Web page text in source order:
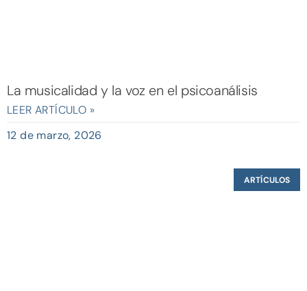
La musicalidad y la voz en el psicoanálisis
LEER ARTÍCULO »
12 de marzo, 2026
ARTÍCULOS